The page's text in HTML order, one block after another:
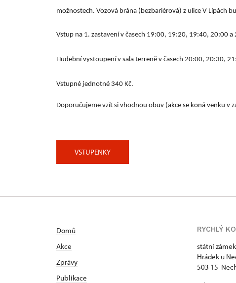
možnostech. Vozová brána (bezbariérová) z ulice V Lípách
Vstup na 1. zastavení v časech 19:00, 19:20, 19:40, 20:00 a
Hudební vystoupení v sala terreně v časech 20:00, 20:30,
Vstupné jednotné 340 Kč.
Doporučujeme vzít si vhodnou obuv (akce se koná venku v
VSTUPENKY
Domů
Akce
Zprávy
Publikace
RYCHLÝ
státní zámek
Hrádek u
503 15